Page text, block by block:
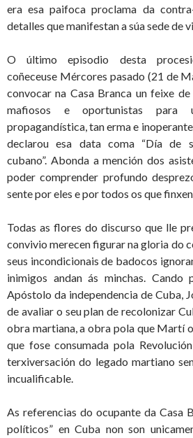
era esa paifoca proclama da
detalles que manifestan a súa sede de
O último episodio desta
coñeceuse Mércores pasado (21 de
convocar na Casa Branca un feixe
mafiosos e oportunistas para
propagandística, tan erma e
declarou esa data coma “Día de
cubano”. Abonda a mención dos
poder comprender profundo
sente por eles e por todos os que
Todas as flores do discurso que lle
convivio merecen figurar na gloria do
seus incondicionais de badocos
inimigos andan ás minchas. Cando
Apóstolo da independencia de Cuba,
de avaliar o seu plan de recolonizar
obra martiana, a obra pola que Martí
que fose consumada pola
terxiversación do legado martiano
incualificable.
As referencias do ocupante da Casa
políticos” en Cuba non son